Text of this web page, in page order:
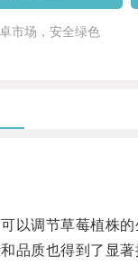
市场，安全绿色
调节草莓植株的
质也得到了显著